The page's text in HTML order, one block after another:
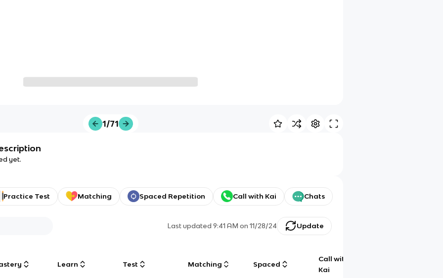
1/71
yet.
Practice Test Matching Spaced Repetition Call with Kai Chats
Last updated9:41 AM on 11/28/24 Update
Learn Test Matching Spaced
Call with
Kai